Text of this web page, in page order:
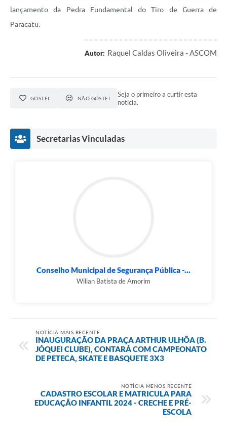
lançamento da Pedra Fundamental do Tiro de Guerra de
Paracatu.
Autor: Raquel Caldas Oliveira - ASCOM
GOSTEI NÃO GOSTEI
Seja o primeiro a curtir esta
notícia.
Secretarias Vinculadas
Conselho Municipal de Segurança Pública -...
Wilian Batista de Amorim
NOTÍCIA MAIS RECENTE
INAUGURAÇÃO DA PRAÇA ARTHUR ULHÔA (B.
JÓQUEI CLUBE), CONTARÁ COM CAMPEONATO
DE PETECA, SKATE E BASQUETE 3X3
NOTÍCIA MENOS RECENTE
CADASTRO ESCOLAR E MATRICULA PARA
EDUCAÇÃO INFANTIL 2024 - CRECHE E PRÉ-
ESCOLA